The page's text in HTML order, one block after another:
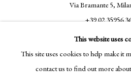
Via Bramante 5,
+39 02 35956
© CADOGAN
This website uses
This site uses cookies to help make it
contact us to find out more